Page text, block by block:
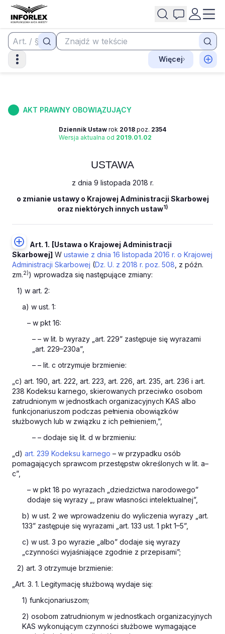
Więcej
AKT PRAWNY OBOWIĄZUJĄCY
Dziennik Ustaw rok 2018 poz. 2354
Wersja aktualna od 2019.01.02
USTAWA
z dnia 9 listopada 2018 r.
o zmianie ustawy o Krajowej Administracji Skarbowej
oraz niektórych innych ustaw1)
Art. 1. [Ustawa o Krajowej Administracji
Skarbowej] W ustawie z dnia 16 listopada 2016 r. o Krajowej
Administracji Skarbowej (Dz. U. z 2018 r. poz. 508 , z późn.
zm.2)) wprowadza się następujące zmiany:
1) w art. 2:
a) w ust. 1:
– w pkt 16:
– – w lit. b wyrazy „art. 229” zastępuje się wyrazami
„art. 229–230a”,
– – lit. c otrzymuje brzmienie:
„c) art. 190, art. 222, art. 223, art. 226, art. 235, art. 236 i art.
238 Kodeksu karnego, skierowanych przeciwko osobom
zatrudnionym w jednostkach organizacyjnych KAS albo
funkcjonariuszom podczas pełnienia obowiązków
służbowych lub w związku z ich pełnieniem,”,
– – dodaje się lit. d w brzmieniu:
„d) art. 239 Kodeksu karnego – w przypadku osób
pomagających sprawcom przestępstw określonych w lit. a–
c”,
– w pkt 18 po wyrazach „dziedzictwa narodowego”
dodaje się wyrazy „, praw własności intelektualnej”,
b) w ust. 2 we wprowadzeniu do wyliczenia wyrazy „art.
133” zastępuje się wyrazami „art. 133 ust. 1 pkt 1–5”,
c) w ust. 3 po wyrazie „albo” dodaje się wyrazy
„czynności wyjaśniające zgodnie z przepisami”;
2) art. 3 otrzymuje brzmienie:
„Art. 3. 1. Legitymację służbową wydaje się:
1) funkcjonariuszom;
2) osobom zatrudnionym w jednostkach organizacyjnych
KAS wykonującym czynności służbowe wymagające